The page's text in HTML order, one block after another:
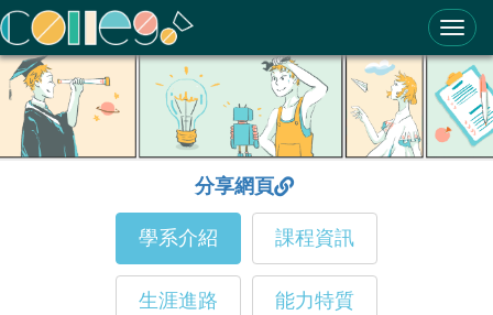
ColleGo! 大學選才與高中育才輔助系統
分享網頁
學系介紹 課程資訊
生涯進路 能力特質